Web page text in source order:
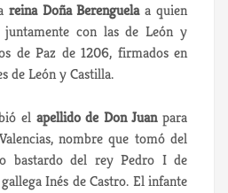
reina Doña Berenguelaa quien
con las de León y
de Paz de 1206, firmados en
de León y Castilla.
el apellido de Don Juanpara
nombre que tomó del
bastardo del rey Pedro I de
Inés de Castro. El infante